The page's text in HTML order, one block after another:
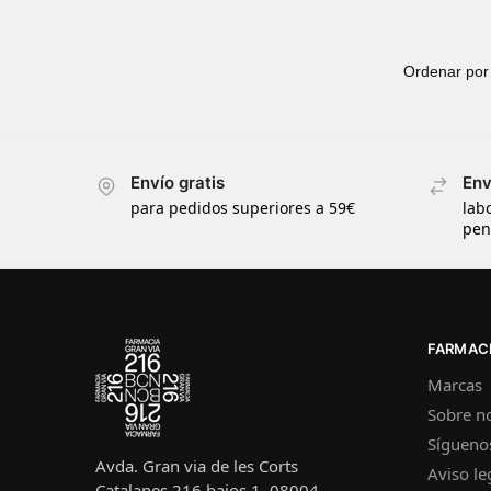
Envío gratis
para pedidos superiores a 59€
Avda. Gran via de les Corts
Marcas
Sobre
Aviso